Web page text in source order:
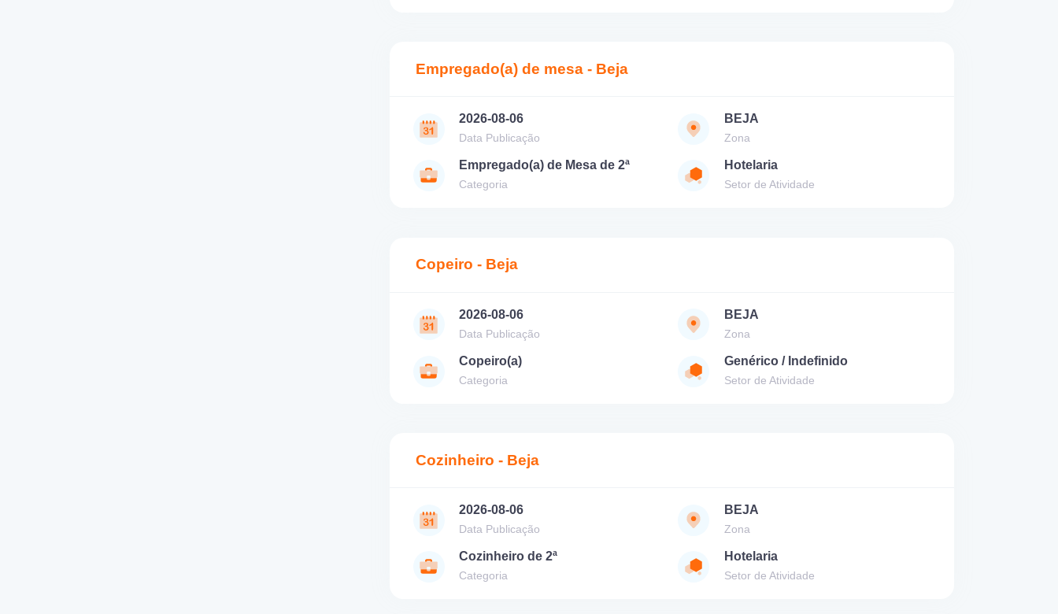
Empregado(a) de mesa - Beja
2026-08-06
Data Publicação
BEJA
Zona
Empregado(a) de Mesa de 2ª
Categoria
Hotelaria
Setor de Atividade
Copeiro - Beja
2026-08-06
Data Publicação
BEJA
Zona
Copeiro(a)
Categoria
Genérico / Indefinido
Setor de Atividade
Cozinheiro - Beja
2026-08-06
Data Publicação
BEJA
Zona
Cozinheiro de 2ª
Categoria
Hotelaria
Setor de Atividade